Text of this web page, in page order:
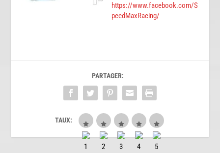
https://www.facebook.com/S
peedMaxRacing/
PARTAGER:
TAUX: